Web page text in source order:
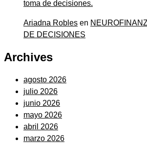
toma de decisiones.
Ariadna Robles en
DE DECISIONES
Archives
agosto 2026
julio 2026
junio 2026
mayo 2026
abril 2026
marzo 2026